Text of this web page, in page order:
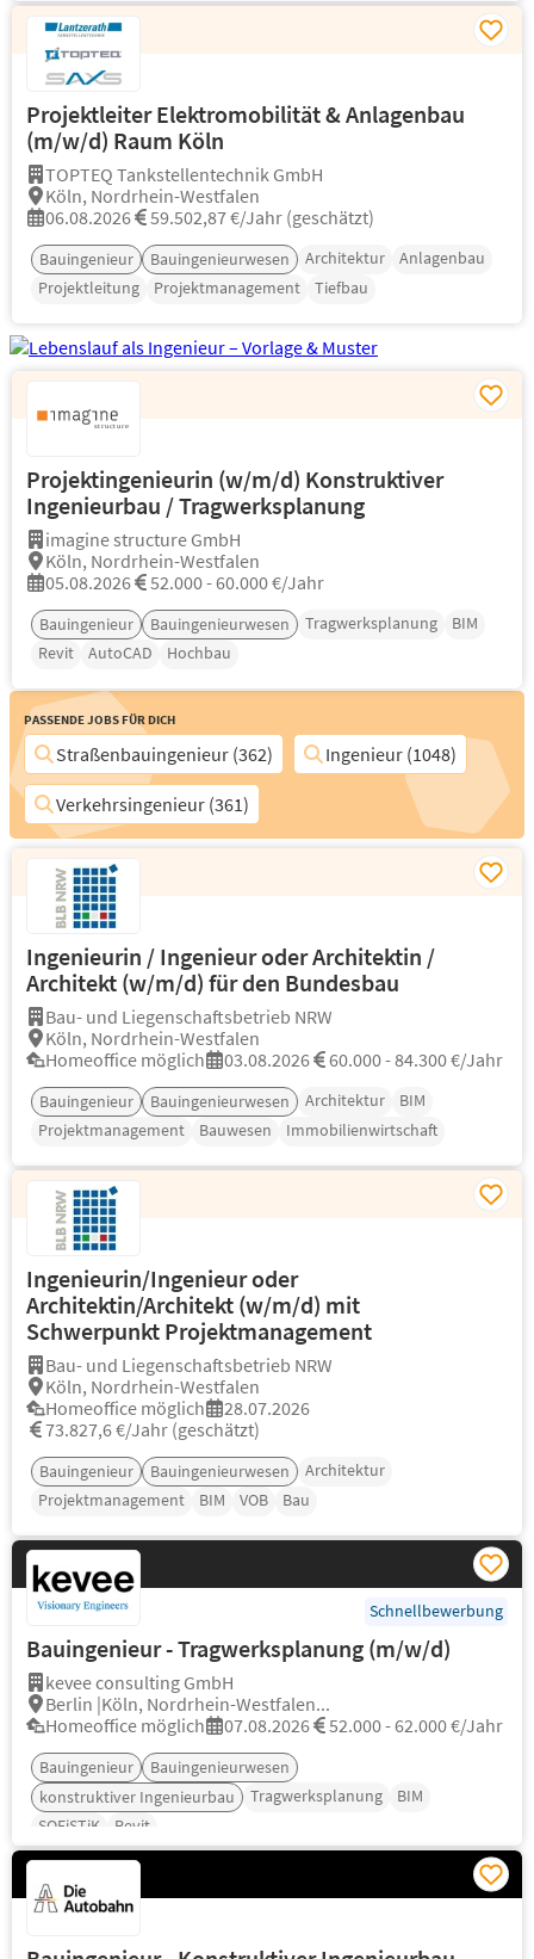
Projektleiter Elektromobilität & Anlagenbau
(m/w/d) Raum Köln
TOPTEQ Tankstellentechnik GmbH
Köln, Nordrhein-Westfalen
06.08.2026
59.502,87 €/Jahr (geschätzt)
Bauingenieur Bauingenieurwesen Architektur
Anlagenbau
Projektleitung
Projektmanagement Tiefbau
Projektingenieurin (w/m/d) Konstruktiver
Ingenieurbau / Tragwerksplanung
imagine structure GmbH
Köln, Nordrhein-Westfalen
05.08.2026
52.000 - 60.000 €/Jahr
Bauingenieur Bauingenieurwesen Tragwerksplanung
BIM
Revit
AutoCAD Hochbau
Passende Jobs für Dich
Straßenbauingenieur (362)
Ingenieur (1048)
Verkehrsingenieur (361)
Ingenieurin / Ingenieur oder Architektin /
Architekt (w/m/d) für den Bundesbau
Bau- und Liegenschaftsbetrieb NRW
Köln, Nordrhein-Westfalen
Homeoffice möglich
03.08.2026 60.000 - 84.300 €/Jahr
Bauingenieur Bauingenieurwesen Architektur
BIM
Projektmanagement
Bauwesen Immobilienwirtschaft
Ingenieurin/Ingenieur oder
Architektin/Architekt (w/m/d) mit
Schwerpunkt Projektmanagement
Bau- und Liegenschaftsbetrieb NRW
Köln, Nordrhein-Westfalen
Homeoffice möglich
28.07.2026
73.827,6 €/Jahr (geschätzt)
Bauingenieur Bauingenieurwesen
Architektur
Projektmanagement
BIM VOB Bau
Schnellbewerbung
Bauingenieur - Tragwerksplanung (m/w/d)
kevee consulting GmbH
Berlin |Köln, Nordrhein-Westfalen...
Homeoffice möglich
07.08.2026 52.000 - 62.000 €/Jahr
Bauingenieur
Bauingenieurwesen
konstruktiver Ingenieurbau
Tragwerksplanung
BIM
SOFiSTiK
Revit